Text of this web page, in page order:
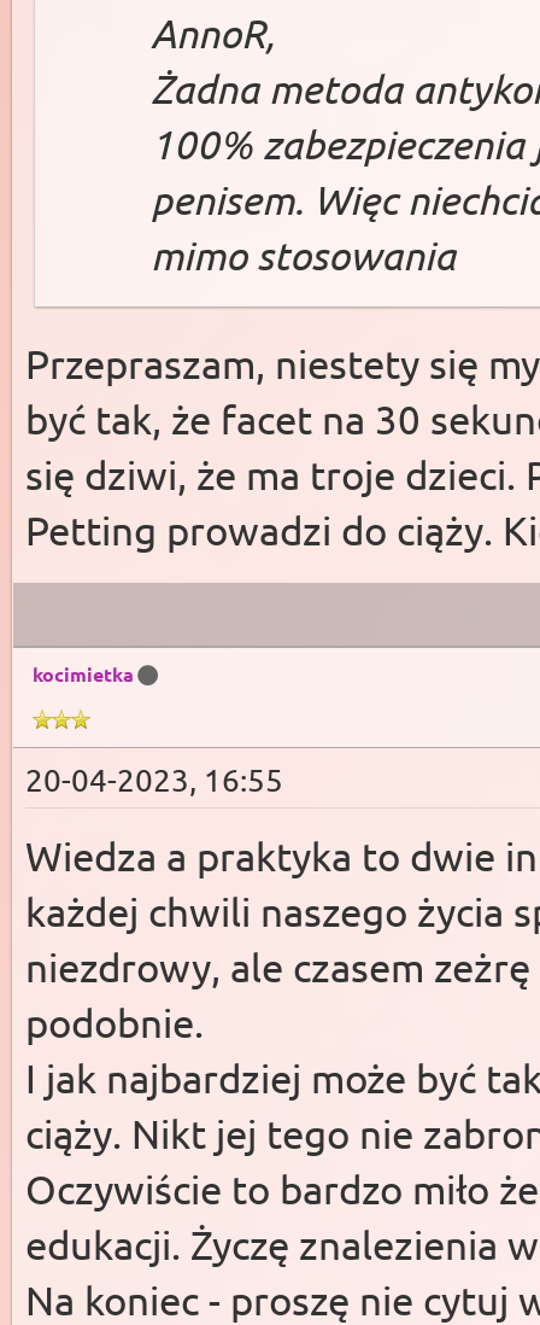
AnnoR,
Żadna metoda
100%
penisem. Więc
mimo stosowania
Przepraszam, niestety się
być tak, że facet na 30
się dziwi, że ma troje
Petting prowadzi do ciąży.
kocimietka
20-04-2023, 16:55
Wiedza a praktyka to dwie
każdej chwili naszego życia
niezdrowy, ale czasem
podobnie.
I jak najbardziej może być
ciąży. Nikt jej tego nie
Oczywiście to bardzo miło
edukacji. Życzę znalezienia
Na koniec - proszę nie cytuj